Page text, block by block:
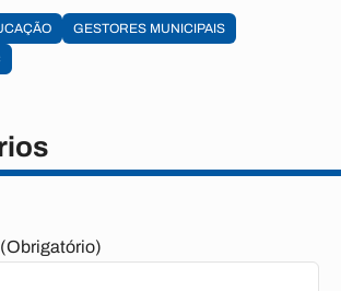
GESTORES MUNICIPAIS